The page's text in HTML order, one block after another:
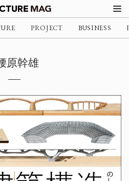
PROJECT BUSINESS
原幹雄